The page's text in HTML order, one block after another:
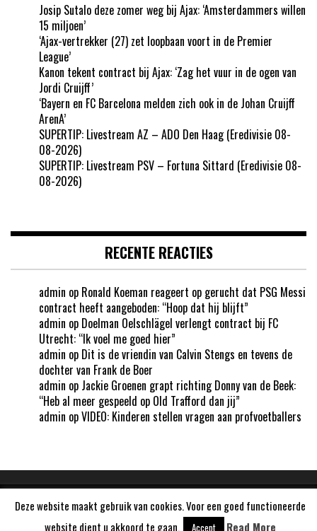
Josip Sutalo deze zomer weg bij Ajax: ‘Amsterdammers willen
15 miljoen’
‘Ajax-vertrekker (27) zet loopbaan voort in de Premier
League’
Kanon tekent contract bij Ajax: ‘Zag het vuur in de ogen van
Jordi Cruijff’
‘Bayern en FC Barcelona melden zich ook in de Johan Cruijff
ArenA’
SUPERTIP: Livestream AZ – ADO Den Haag (Eredivisie 08-
08-2026)
SUPERTIP: Livestream PSV – Fortuna Sittard (Eredivisie 08-
08-2026)
RECENTE REACTIES
admin op Ronald Koeman reageert op gerucht dat PSG Messi
contract heeft aangeboden: “Hoop dat hij blijft”
admin op Doelman Oelschlägel verlengt contract bij FC
Utrecht: “Ik voel me goed hier”
admin op Dit is de vriendin van Calvin Stengs en tevens de
dochter van Frank de Boer
admin op Jackie Groenen grapt richting Donny van de Beek:
“Heb al meer gespeeld op Old Trafford dan jij”
admin opVIDEO: Kinderen stellen vragen aan profvoetballers
Aangedreven doorWordPress
Deze website maakt gebruik van cookies. Voor een goed functioneerde
website dient u akkoord te gaan.
Accept Read More